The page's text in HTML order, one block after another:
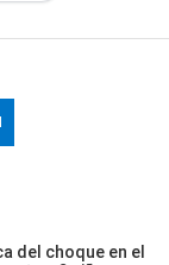
del choque en el